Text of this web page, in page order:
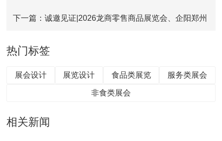
清单已更新，速来对接！
下一篇：诚邀见证|2026龙商零售商品展览会、企阳郑州
热门标签
展会设计 展览设计 食品类展览 服务类展会
非食类展会
相关新闻